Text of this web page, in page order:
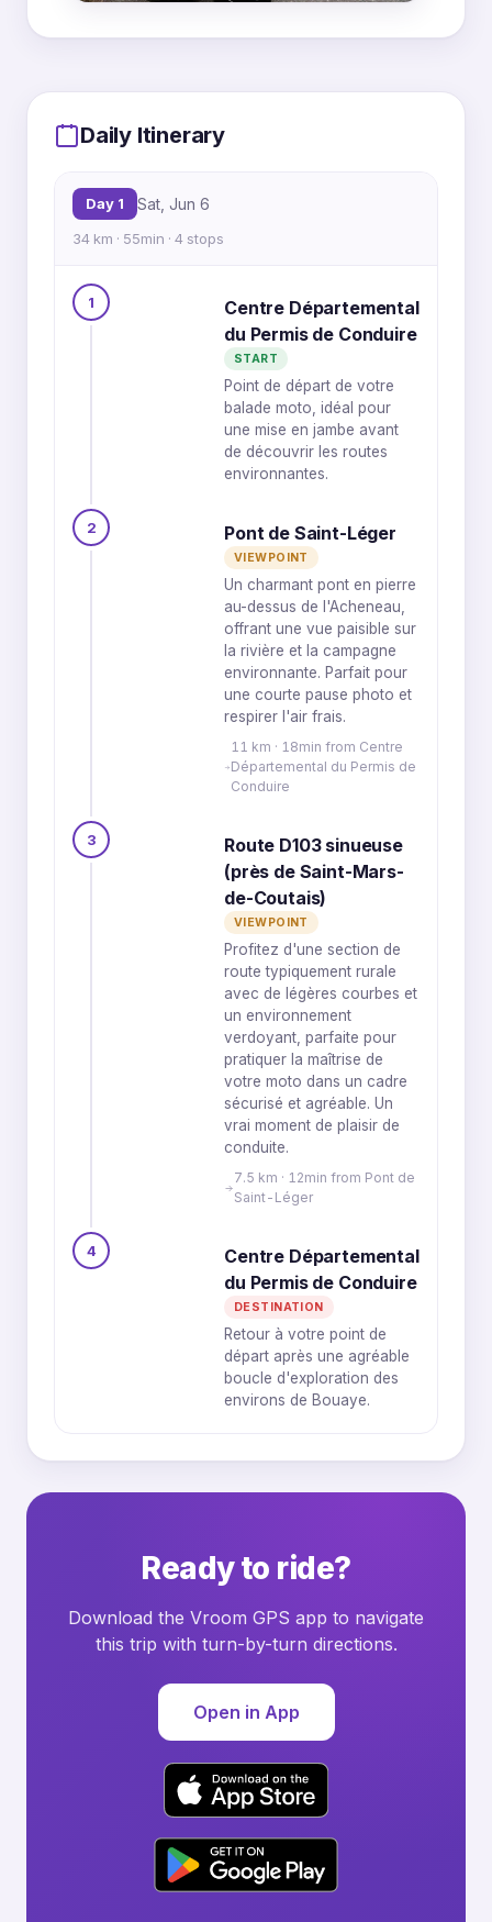
3
MapLibre|OpenFreeMap © OpenMapTilesData fromOpenStreetMap
Daily Itinerary
Day 1 Sat, Jun 6
34 km · 55min · 4 stops
1
Centre Départemental
du Permis de Conduire
START
Point de départ de votre
balade moto, idéal pour
une mise en jambe avant
de découvrir les routes
environnantes.
2 Pont de Saint-Léger
VIEWPOINT
Un charmant pont en pierre
au-dessus de l'Acheneau,
offrant une vue paisible sur
la rivière et la campagne
environnante. Parfait pour
une courte pause photo et
respirer l'air frais.
11 km · 18min from Centre
Départemental du Permis de
Conduire
3
Route D103 sinueuse
(près de Saint-Mars-
de-Coutais)
VIEWPOINT
Profitez d'une section de
route typiquement rurale
avec de légères courbes et
un environnement
verdoyant, parfaite pour
pratiquer la maîtrise de
votre moto dans un cadre
sécurisé et agréable. Un
vrai moment de plaisir de
conduite.
7.5 km · 12min from Pont de
Saint-Léger
4
Centre Départemental
du Permis de Conduire
DESTINATION
Retour à votre point de
départ après une agréable
boucle d'exploration des
environs de Bouaye.
Ready to ride?
Download the Vroom GPS app to navigate
this trip with turn-by-turn directions.
Open in App